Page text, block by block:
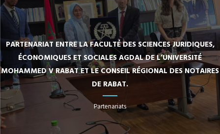
PARTENARIAT ENTRE LA FACULTÉ DES SCIENCES JURIDIQUES,
ÉCONOMIQUES ET SOCIALES AGDAL DE L’UNIVERSITÉ
MOHAMMED V RABAT ET LE CONSEIL RÉGIONAL DES NOTAIRES
DE RABAT.
Partenariats